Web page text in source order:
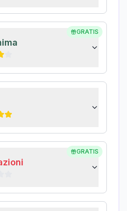
GRATIS
GRATIS